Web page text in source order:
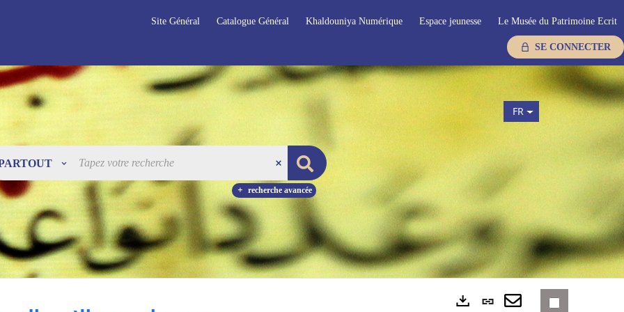
Site Général Catalogue Général Khaldouniya Numérique Espace jeunesse Le Musée du Patrimoine Ecrit
SE CONNECTER
recherche avancée
FR
Lien